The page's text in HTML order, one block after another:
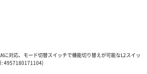
に対応、モード切替スイッチで機能切り替えが可能なL2スイッ
: 4957180171104)